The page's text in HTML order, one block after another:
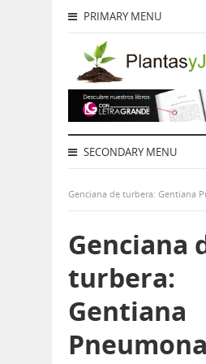
PRIMARY MENU
SECONDARY MENU
Genciana de turbera: Gentiana
Genciana
turbera:
Gentiana